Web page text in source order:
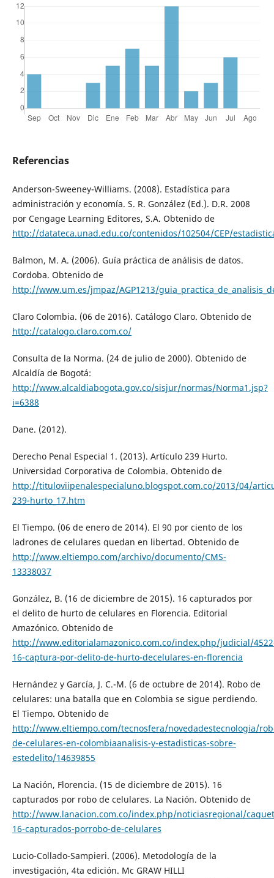
Referencias
Anderson-Sweeney-Williams. (2008). Estadística para
administración y economía. S. R. González (Ed.). D.R. 2008
por Cengage Learning Editores, S.A. Obtenido de
http://datateca.unad.edu.co/contenidos/102504/CEP/
Balmon, M. A. (2006). Guía práctica de análisis de datos.
Cordoba. Obtenido de
http://www.um.es/jmpaz/AGP1213/
Claro Colombia. (06 de 2016). Catálogo Claro. Obtenido de
http://catalogo.claro.com.co/
Consulta de la Norma. (24 de julio de 2000). Obtenido de
Alcaldía de Bogotá:
http://www.alcaldiabogota.gov.co/sisjur/normas/Norma1.jsp?
i=6388
Dane. (2012).
Derecho Penal Especial 1. (2013). Artículo 239 Hurto.
Universidad Corporativa de Colombia. Obtenido de
http://tituloviipenalespecialuno.blogspot.com.co/2013/04/
239-hurto_17.htm
El Tiempo. (06 de enero de 2014). El 90 por ciento de los
ladrones de celulares quedan en libertad. Obtenido de
http://www.eltiempo.com/archivo/documento/CMS-
13338037
González, B. (16 de diciembre de 2015). 16 capturados por
el delito de hurto de celulares en Florencia. Editorial
Amazónico. Obtenido de
http://www.editorialamazonico.com.co/index.php/judicial/
16-captura-por-delito-de-hurto-decelulares-en-florencia
Hernández y García, J. C.-M. (6 de octubre de 2014). Robo de
celulares: una batalla que en Colombia se sigue perdiendo.
El Tiempo. Obtenido de
http://www.eltiempo.com/tecnosfera/novedadestecnologia/
de-celulares-en-colombiaanalisis-y-estadisticas-sobre-
estedelito/14639855
La Nación, Florencia. (15 de diciembre de 2015). 16
capturados por robo de celulares. La Nación. Obtenido de
http://www.lanacion.com.co/index.php/noticiasregional/
16-capturados-porrobo-de-celulares
Lucio-Collado-Sampieri. (2006). Metodología de la
investigación, 4ta edición. Mc GRAW HILLI